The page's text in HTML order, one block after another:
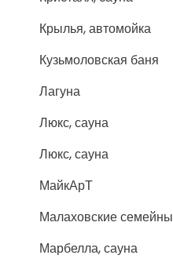
Крылья, автомойка
Кузьмоловская баня
Лагуна
Люкс, сауна
Люкс, сауна
МайкАрТ
Малаховские
Марбелла, сауна